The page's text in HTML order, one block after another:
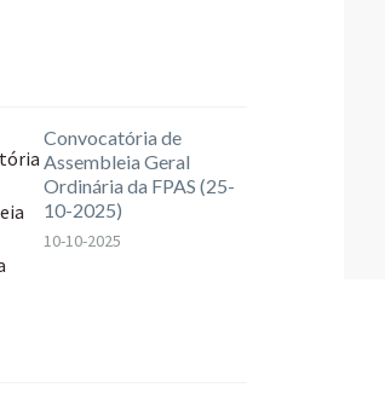
Convocatória de
Assembleia Geral
Ordinária da FPAS (25-
10-2025)
10-10-2025